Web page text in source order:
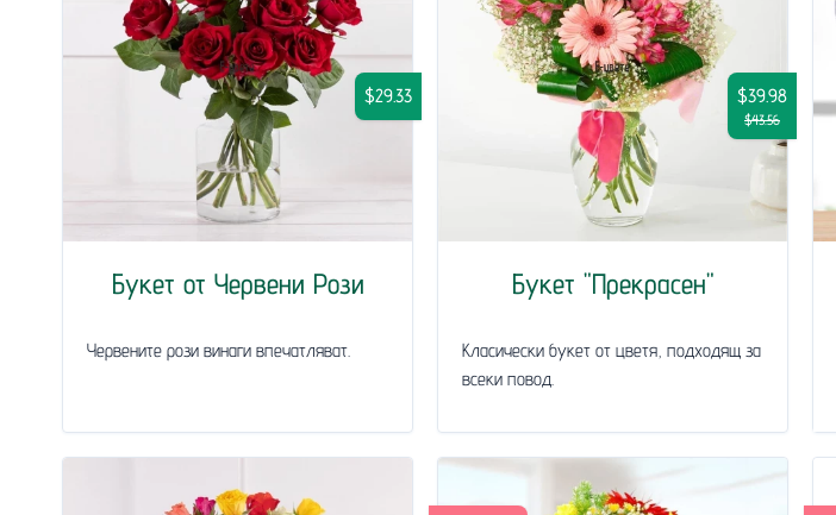
Букет от Червени Рози
$29.33
Червените рози винаги впечатляват.
Букет "Прекрасен"
$39.98
$43.56
Класически букет от цветя, подходящ за
всеки повод.